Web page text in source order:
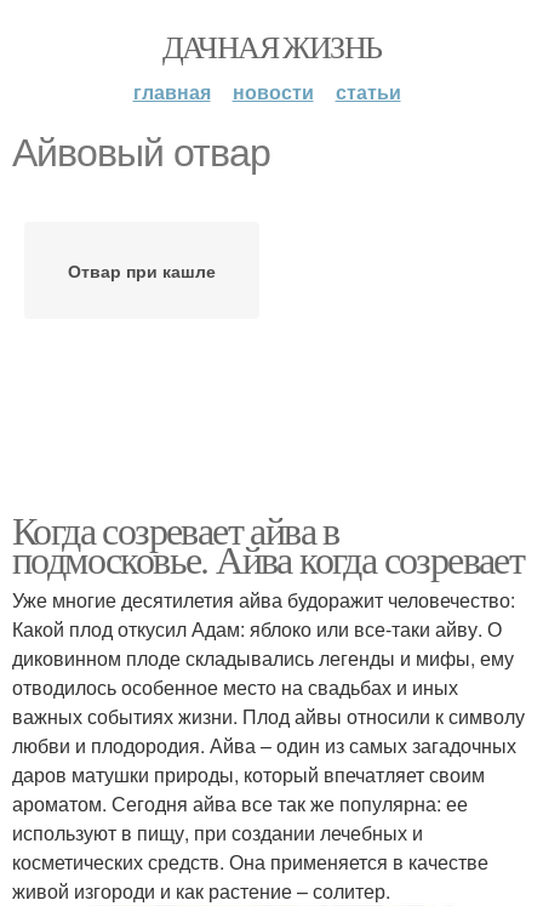
ДАЧНАЯ ЖИЗНЬ
главная новости статьи
Айвовый отвар
Отвар при кашле
Когда созревает айва в
подмосковье. Айва когда созревает
Уже многие десятилетия айва будоражит человечество:
Какой плод откусил Адам: яблоко или все-таки айву. О
диковинном плоде складывались легенды и мифы, ему
отводилось особенное место на свадьбах и иных
важных событиях жизни. Плод айвы относили к символу
любви и плодородия. Айва – один из самых загадочных
даров матушки природы, который впечатляет своим
ароматом. Сегодня айва все так же популярна: ее
используют в пищу, при создании лечебных и
косметических средств. Она применяется в качестве
живой изгороди и как растение – солитер.